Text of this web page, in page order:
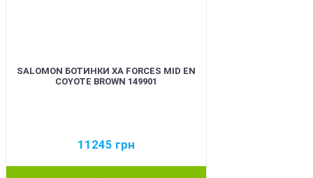
SALOMON БОТИНКИ XA FORCES MID EN
COYOTE BROWN 149901
11245 грн